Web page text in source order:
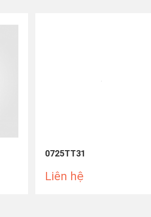
0725TT31
Liên hệ